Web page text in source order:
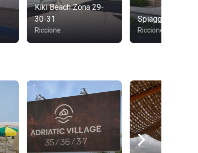
Kiki Beach Zona 29-
30-31
Riccione
Spiaggia 82
Riccione